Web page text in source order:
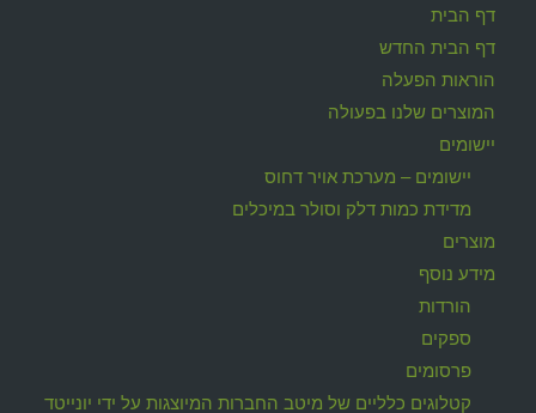
דף הבית
דף הבית החדש
הוראות הפעלה
המוצרים שלנו בפעולה
יישומים
יישומים – מערכת אויר דחוס
מדידת כמות דלק וסולר במיכלים
מוצרים
מידע נוסף
הורדות
ספקים
פרסומים
קטלוגים כלליים של מיטב החברות המיוצגות על ידי יונייטד